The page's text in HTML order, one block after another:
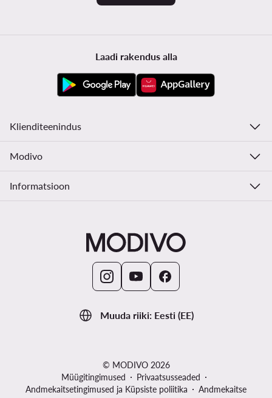
Muuda riiki: Eesti (EE)
Laadi rakendus alla
Klienditeenindus
Modivo
Informatsioon
© MODIVO 2026
Müügitingimused
Privaatsusseaded
Andmekaitsetingimused ja Küpsiste poliitika
Andmekaitse